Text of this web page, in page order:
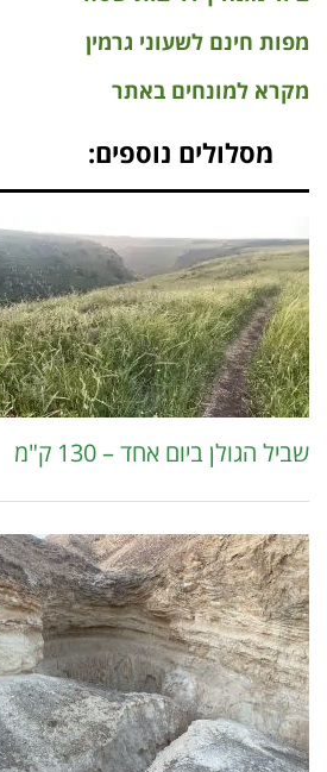
מפות חינם לשעוני גרמין
מקרא למונחים באתר
מסלולים נוספים:
שביל הגולן ביום אחד – 130 ק"מ